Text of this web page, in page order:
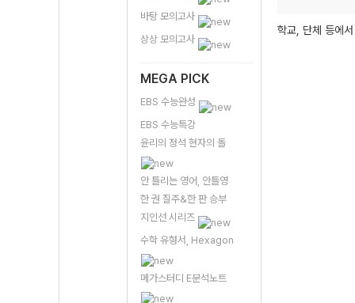
바탕 모의고사
상상 모의고사
MEGA PICK
EBS 수능완성
EBS 수능특강
윤리의 정석 현자의 돌
안 틀리는 영어, 안틀영
한 권 질주&한 판 승부
지인선 시리즈
수학 유형서, Hexagon
메가스터디 E분석노트
학교, 단체 등에